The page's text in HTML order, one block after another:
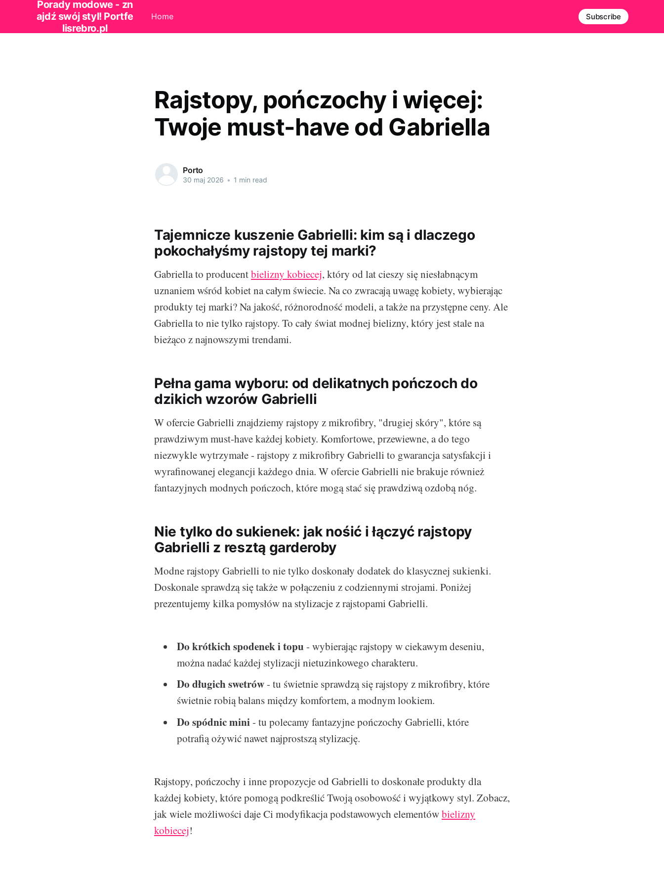
Porady modowe - zn
ajdź swój styl! Portfe
lisrebro.pl
Home Subscribe
Rajstopy, pończochy i więcej:
Twoje must-have od Gabriella
Porto
30 maj 2026 • 1 min read
Tajemnicze kuszenie Gabrielli: kim są i dlaczego
pokochałyśmy rajstopy tej marki?
Gabriella to producentbielizny kobiecej, który od lat cieszy się niesłabnącym
uznaniem wśród kobiet na całym świecie. Na co zwracają uwagę kobiety, wybierając
produkty tej marki? Na jakość, różnorodność modeli, a także na przystępne ceny. Ale
Gabriella to nie tylko rajstopy. To cały świat modnej bielizny, który jest stale na
bieżąco z najnowszymi trendami.
Pełna gama wyboru: od delikatnych pończoch do
dzikich wzorów Gabrielli
W ofercie Gabrielli znajdziemy rajstopy z mikrofibry, "drugiej skóry", które są
prawdziwym must-have każdej kobiety. Komfortowe, przewiewne, a do tego
niezwykle wytrzymałe - rajstopy z mikrofibry Gabrielli to gwarancja satysfakcji i
wyrafinowanej elegancji każdego dnia. W ofercie Gabrielli nie brakuje również
fantazyjnych modnych pończoch, które mogą stać się prawdziwą ozdobą nóg.
Nie tylko do sukienek: jak nośić i łączyć rajstopy
Gabrielli z resztą garderoby
Modne rajstopy Gabrielli to nie tylko doskonały dodatek do klasycznej sukienki.
Doskonale sprawdzą się także w połączeniu z codziennymi strojami. Poniżej
prezentujemy kilka pomysłów na stylizacje z rajstopami Gabrielli.
Do krótkich spodenek i topu- wybierając rajstopy w ciekawym deseniu,
można nadać każdej stylizacji nietuzinkowego charakteru.
Do długich swetrów- tu świetnie sprawdzą się rajstopy z mikrofibry, które
świetnie robią balans między komfortem, a modnym lookiem.
Do spódnic mini- tu polecamy fantazyjne pończochy Gabrielli, które
potrafią ożywić nawet najprostszą stylizację.
Rajstopy, pończochy i inne propozycje od Gabrielli to doskonałe produkty dla
każdej kobiety, które pomogą podkreślić Twoją osobowość i wyjątkowy styl. Zobacz,
jak wiele możliwości daje Ci modyfikacja podstawowych elementówbielizny
kobiecej!